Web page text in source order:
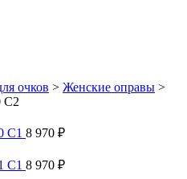
очков > Женские оправы >
C2
C1 8 970 ₽
C1 8 970 ₽